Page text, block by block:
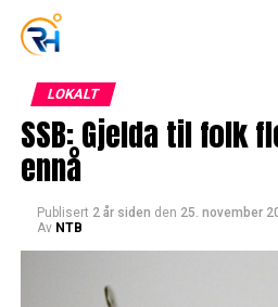
LOKALT
SSB: Gjelda til folk
ennå
Publisert 2 år siden den 25. november
Av NTB